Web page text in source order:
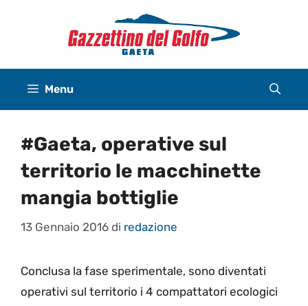
Menu
#Gaeta, operative sul
territorio le macchinette
mangia bottiglie
13 Gennaio 2016 di redazione
Conclusa la fase sperimentale, sono diventati
operativi sul territorio i 4 compattatori ecologici